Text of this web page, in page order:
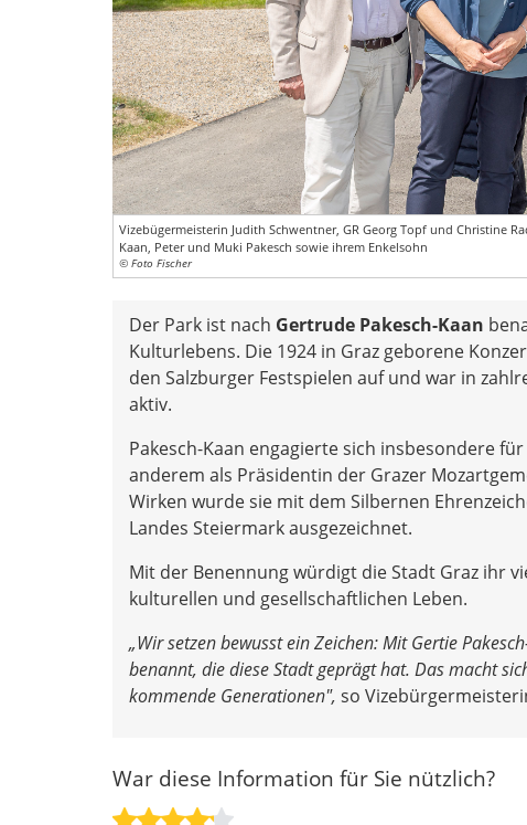
Vizebügermeisterin Judith Schwentner, GR Georg Topf und Christine
Kaan, Peter und Muki Pakesch sowie ihrem Enkelsohn
© Foto Fischer
Der Park ist nach Gertrude Pakesch-Kaan
Kulturlebens. Die 1924 in Graz geborene
den Salzburger Festspielen auf und war in
aktiv.
Pakesch-Kaan engagierte sich insbesondere
anderem als Präsidentin der Grazer
Wirken wurde sie mit dem Silbernen
Landes Steiermark ausgezeichnet.
Mit der Benennung würdigt die Stadt Graz ihr
kulturellen und gesellschaftlichen Leben.
„Wir setzen bewusst ein Zeichen: Mit Gertie
benannt, die diese Stadt geprägt hat. Das macht
kommende Generationen", so
War diese Information für Sie nützlich?